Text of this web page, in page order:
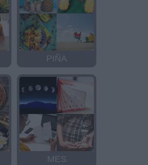
PIÑA
MES